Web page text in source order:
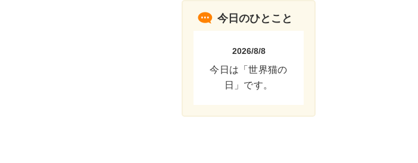
今日のひとこと
2026/8/8
今日は「世界猫の
日」です。